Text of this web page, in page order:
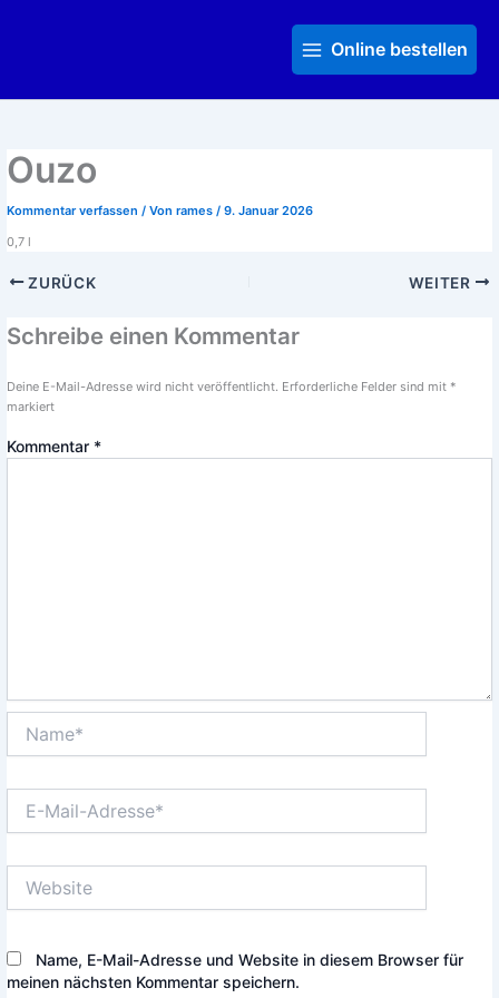
MenuOnline bestellen
Ouzo
Kommentar verfassen / Von rames / 9. Januar 2026
0,7 l
ZURÜCK WEITER
Schreibe einen Kommentar
Deine E-Mail-Adresse wird nicht veröffentlicht. Erforderliche Felder sind mit *
markiert
Kommentar *
Mail-
Name, E-Mail-Adresse und Website in diesem Browser für
meinen nächsten Kommentar speichern.